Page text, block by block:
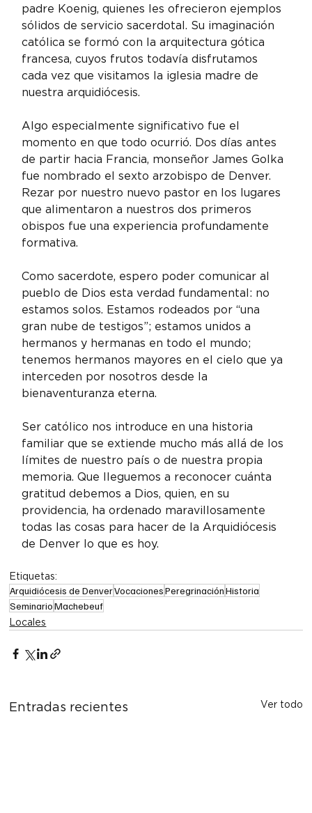
padre Koenig, quienes les ofrecieron ejemplos
sólidos de servicio sacerdotal. Su imaginación
católica se formó con la arquitectura gótica
francesa, cuyos frutos todavía disfrutamos
cada vez que visitamos la iglesia madre de
nuestra arquidiócesis.
Algo especialmente significativo fue el
momento en que todo ocurrió. Dos días antes
de partir hacia Francia, monseñor James Golka
fue nombrado el sexto arzobispo de Denver.
Rezar por nuestro nuevo pastor en los lugares
que alimentaron a nuestros dos primeros
obispos fue una experiencia profundamente
formativa.
Como sacerdote, espero poder comunicar al
pueblo de Dios esta verdad fundamental: no
estamos solos. Estamos rodeados por “una
gran nube de testigos”; estamos unidos a
hermanos y hermanas en todo el mundo;
tenemos hermanos mayores en el cielo que ya
interceden por nosotros desde la
bienaventuranza eterna.
Ser católico nos introduce en una historia
familiar que se extiende mucho más allá de los
límites de nuestro país o de nuestra propia
memoria. Que lleguemos a reconocer cuánta
gratitud debemos a Dios, quien, en su
providencia, ha ordenado maravillosamente
todas las cosas para hacer de la Arquidiócesis
de Denver lo que es hoy.
Etiquetas:
Arquidiócesis de DenverVocaciones Peregrinación Historia
Seminario Machebeuf
Locales
Entradas recientes Ver todo